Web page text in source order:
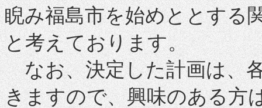
睨み福島市を始めととする
と考えております。
なお、決定した計画は、
きますので、興味のある方